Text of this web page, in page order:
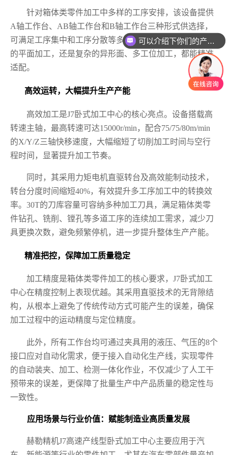
针对箱体类零件加工中多样的工序安排，该设备提供
A轴工作台、AB轴工作台和B轴工作台三种形式供选择，
可满足工序集中和工序分散等多种生产模式，无论是简单
的平面加工，还是复杂的异形面、多工位加工，都能精准
适配。
高效运转，大幅提升生产产能
高效加工是J7卧式加工中心的核心亮点。设备搭载高
转速主轴，最高转速可达15000r/min，配合75/75/80m/min
的X/Y/Z三轴快移速度，大幅缩短了切削加工时间与空行
程时间，显著提升加工节奏。
同时，其采用力矩电机直驱转台及高效能制动技术，
转台分度时间缩短40%，有效提升多工序加工中的转换效
率。30T的刀库容量可容纳多种加工刀具，满足箱体类零
件钻孔、铣削、镗孔等多道工序的连续加工需求，减少刀
具更换次数，避免频繁停机，进一步提升整体生产产能。
精准把控，保障加工质量稳定
加工精度是箱体类零件加工的核心要求，J7卧式加工
中心在精度控制上表现优越。其采用直驱技术的无背隙结
构，从根本上避免了传统传动方式可能产生的误差，确保
加工过程中的运动精度与定位精度。
此外，所有工作台均可通过夹具用的液压、气压的8个
接口应对自动化需求，便于接入自动化生产线，实现零件
的自动装夹、加工、检测一体化作业，不仅减少了人工干
预带来的误差，更保障了批量生产中产品质量的稳定性与
一致性。
应用场景与行业价值：赋能制造业高质量发展
赫勒精机J7高速产线型卧式加工中心主要应用于汽